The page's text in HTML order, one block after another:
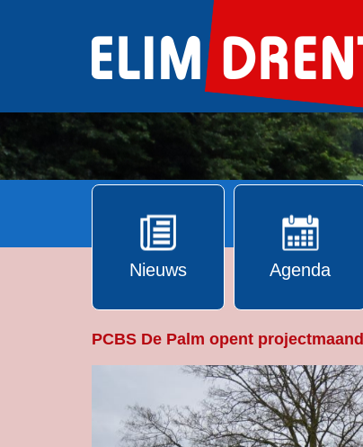
Nieuws Agenda
PCBS De Palm opent